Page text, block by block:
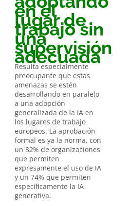
en el
lugar de
trabajo sin
una
supervisión
adecuada
Resulta especialmente
preocupante que estas
amenazas se estén
desarrollando en paralelo
a una adopción
generalizada de la IA en
los lugares de trabajo
europeos. La aprobación
formal es ya la norma, con
un 82% de organizaciones
que permiten
expresamente el uso de IA
y un 74% que permiten
específicamente la IA
generativa.